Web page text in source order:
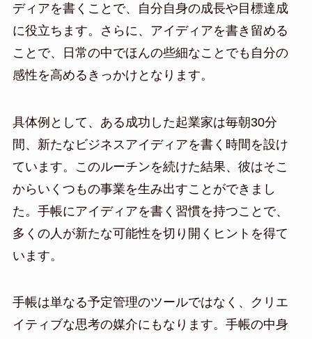
ディアを書くことで、自分自身の成長や目標達成
に役立ちます。さらに、アイディアを書き留める
ことで、日常の中でほんの些細なことでも自分の
感性を高めるきっかけとなります。
具体例として、ある成功した起業家は毎朝30分
間、新たなビジネスアイディアを書く時間を設け
ています。このルーチンを続けた結果、彼はそこ
からいくつもの事業を生み出すことができまし
た。手帳にアイディアを書く習慣を持つことで、
多くの人が新たな可能性を切り開くヒントを得て
います。
手帳は単なる予定管理のツールではなく、クリエ
イティブな思考の媒介にもなります。手帳の中身